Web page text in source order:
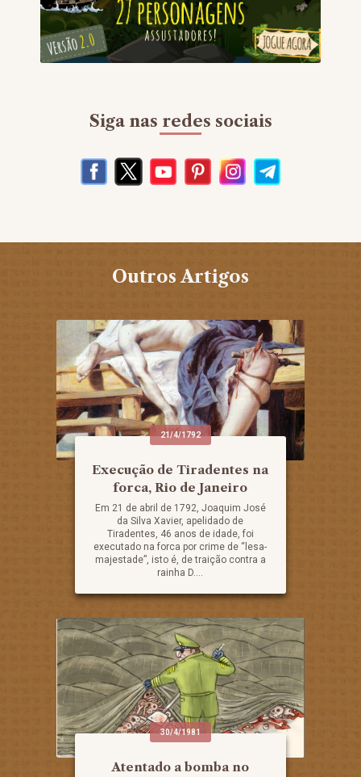
Siga nas redes sociais
Outros Artigos
21/4/1792
Execução de Tiradentes na
forca, Rio de Janeiro
Em 21 de abril de 1792, Joaquim José
da Silva Xavier, apelidado de
Tiradentes, 46 anos de idade, foi
executado na forca por crime de “lesa-
majestade”, isto é, de traição contra a
rainha D....
30/4/1981
Atentado a bomba no